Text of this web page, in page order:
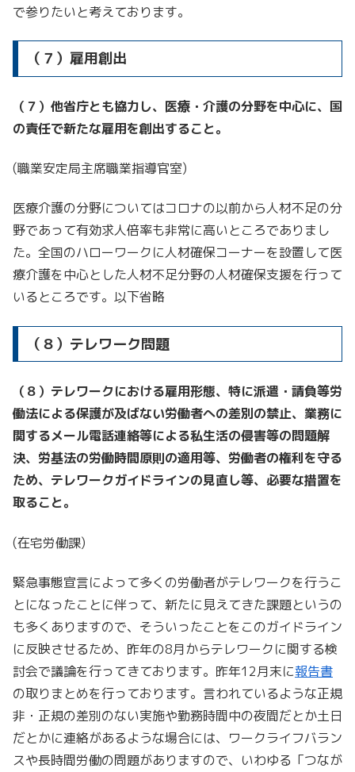
で参りたいと考えております。
（７）雇用創出
（７）他省庁とも協力し、医療・介護の分野を中心に、国
の責任で新たな雇用を創出すること。
(職業安定局主席職業指導官室)
医療介護の分野についてはコロナの以前から人材不足の分
野であって有効求人倍率も非常に高いところでありまし
た。全国のハローワークに人材確保コーナーを設置して医
療介護を中心とした人材不足分野の人材確保支援を行って
いるところです。以下省略
（８）テレワーク問題
（８）テレワークにおける雇用形態、特に派遣・請負等労
働法による保護が及ばない労働者への差別の禁止、業務に
関するメール電話連絡等による私生活の侵害等の問題解
決、労基法の労働時間原則の適用等、労働者の権利を守る
ため、テレワークガイドラインの見直し等、必要な措置を
取ること。
(在宅労働課)
緊急事態宣言によって多くの労働者がテレワークを行うこ
とになったことに伴って、新たに見えてきた課題というの
も多くありますので、そういったことをこのガイドライン
に反映させるため、昨年の8月からテレワークに関する検
討会で議論を行ってきております。昨年12月末に報告書
の取りまとめを行っております。言われているような正規
非・正規の差別のない実施や勤務時間中の夜間だとか土日
だとかに連絡があるような場合には、ワークライフバラン
スや長時間労働の問題がありますので、いわゆる「つなが